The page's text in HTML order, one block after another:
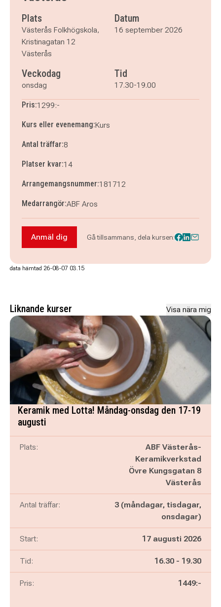
onsdag 4 november 2026
klockan 17.30–19.00
onsdag 11 november 2026 klockan 17.30–19.00
Plats
Västerås Folkhögskola,
Kristinagatan 12
Västerås
Datum
16 september 2026
Veckodag
onsdag
Tid
17.30-19.00
Pris:1299:-
Kurs eller evenemang:Kurs
Antal träffar:8
Platser kvar:14
Arrangemangsnummer:181712
Medarrangör:ABF Aros
Anmäl dig till NYHET! Engelska Intermediate -
Anmäl dig Gå tillsammans, dela kursen:
data hämtad 26-08-07 03.15
Liknande kurser Visa nära mig
Keramik med Lotta! Måndag-onsdag den 17-19
augusti
Plats:
ABF Västerås-
Keramikverkstad
Övre Kungsgatan 8
Västerås
Antal träffar:
3 (måndagar, tisdagar,
onsdagar)
Start: 17 augusti 2026
Tid: Pågår mellan
16.30 - och
19.30
Pris: 1449:-